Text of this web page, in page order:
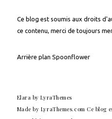
Ce blog est soumis aux droits
ce contenu, merci de toujours
Arrière plan Spoonflower
Elara by LyraThemes
Made by LyraThemes.com Ce blog